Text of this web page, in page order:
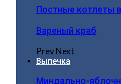
Постные котлеты
Вареный краб
PrevNext
Выпечка
Миндально-